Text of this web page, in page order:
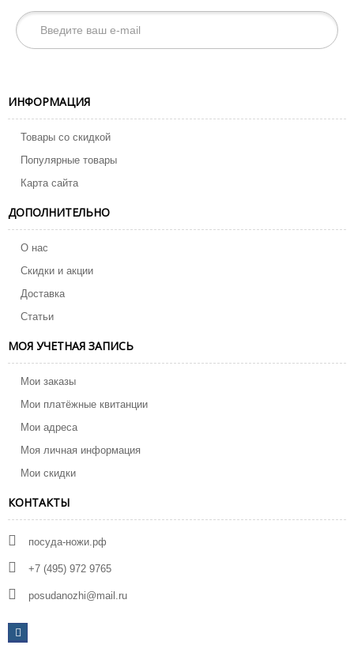
ИНФОРМАЦИЯ
Товары со скидкой
Популярные товары
Карта сайта
ДОПОЛНИТЕЛЬНО
О нас
Скидки и акции
Доставка
Статьи
МОЯ УЧЕТНАЯ ЗАПИСЬ
Мои заказы
Мои платёжные квитанции
Мои адреса
Моя личная информация
Мои скидки
КОНТАКТЫ
посуда-ножи.рф
+7 (495) 972 9765
posudanozhi@mail.ru